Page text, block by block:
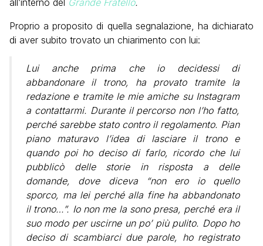
all’interno del Grande Fratello.
Proprio a proposito di quella segnalazione, ha dichiarato
di aver subito trovato un chiarimento con lui:
Lui anche prima che io decidessi di
abbandonare il trono, ha provato tramite la
redazione e tramite le mie amiche su Instagram
a contattarmi. Durante il percorso non l’ho fatto,
perché sarebbe stato contro il regolamento. Pian
piano maturavo l’idea di lasciare il trono e
quando poi ho deciso di farlo, ricordo che lui
pubblicò delle storie in risposta a delle
domande, dove diceva “non ero io quello
sporco, ma lei perché alla fine ha abbandonato
il trono…”. Io non me la sono presa, perché era il
suo modo per uscirne un po’ più pulito. Dopo ho
deciso di scambiarci due parole, ho registrato